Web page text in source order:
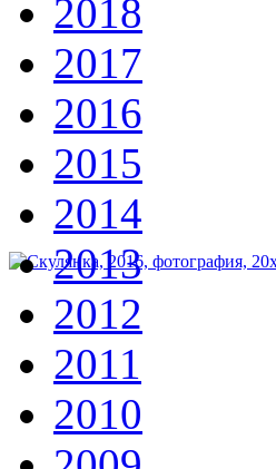
2018
2017
2016
2015
2014
2013
2012
2011
2010